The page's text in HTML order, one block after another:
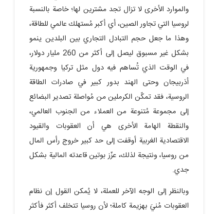
والموارد الأخرى لا تزال تجد مشترين لها؛ خاصة بالنسبة
لروسيا التي تجاور الصين، أي أكبر مُستهلك عالمي للطاقة،
وهذا ما جعل حجم التبادل التجاري بين البلدين ينمو
بشكل غير مسبوق ليصل إلى أكثر من 260 مليار دولار،
في الوقت الذي تُساهم فيه دول مثل تركيا وجمهورية
أذربيجان وحتى الهند بدور كبير في صادرات الطاقة
الروسية، فقد تمكّن الكرملين من مُواصلة تصدير البضائع
إلى مجموعة مُتنوعة من العملاء من الجنوب العالمي،
والنقطة الهامة الأخرى هي أن العقوبات والقيود
الاقتصادية الغربية أوقفت إلى حد كبير خروج رأس المال
من روسيا، ونتيجة لذلك، عزّز بوتين قاعدته المالية بشكل
جدي.
وبالنظر إلى الوجه الآخر للعملة، لا يُمكن القول إن نظام
العقوبات مُنيَ بهزيمة كاملة؛ لأن روسيا تتخلف أكثر فأكثر